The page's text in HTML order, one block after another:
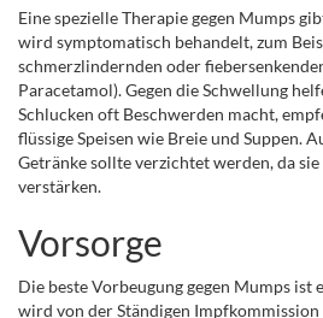
Eine spezielle Therapie gegen Mumps
wird symptomatisch behandelt, zum
schmerzlindernden oder
Paracetamol). Gegen die Schwellung
Schlucken oft Beschwerden macht,
flüssige Speisen wie Breie und Suppen.
Getränke sollte verzichtet werden, da
verstärken.
Vorsorge
Die beste Vorbeugung gegen Mumps ist
wird von der Ständigen